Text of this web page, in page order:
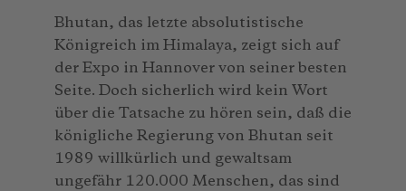
Bhutan, das letzte absolutistische
Königreich im Himalaya, zeigt sich auf
der Expo in Hannover von seiner besten
Seite. Doch sicherlich wird kein Wort
über die Tatsache zu hören sein, daß die
königliche Regierung von Bhutan seit
1989 willkürlich und gewaltsam
ungefähr 120.000 Menschen, das sind